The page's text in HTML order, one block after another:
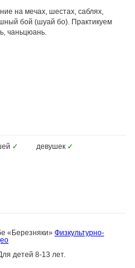
на мечах, шестах, саблях,
бой (шуай бо). Практикуем
чаньцюань.
✓ девушек ✓
«Березняки» Физкультурно-
детей 8-13 лет.